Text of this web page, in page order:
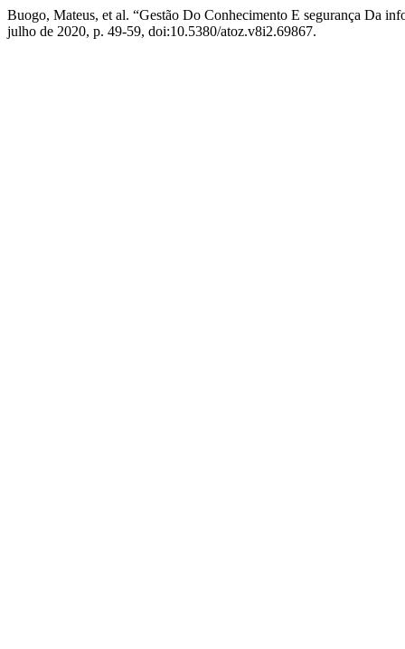
Buogo, Mateus, et al. “Gestão Do Conhecimento E segurança Da
julho de 2020, p. 49-59, doi:10.5380/atoz.v8i2.69867.